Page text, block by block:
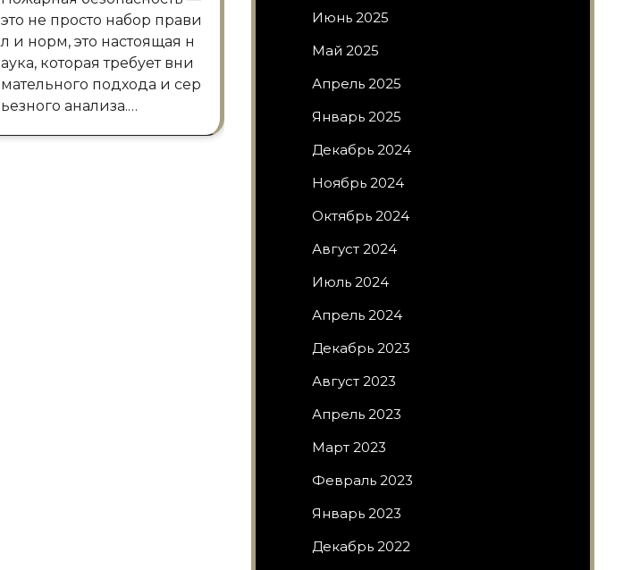
это не просто набор прави
л и норм, это настоящая н
аука, которая требует вни
мательного подхода и сер
ьезного анализа.…
Июнь 2025
Май 2025
Апрель 2025
Январь 2025
Декабрь 2024
Ноябрь 2024
Октябрь 2024
Август 2024
Июль 2024
Апрель 2024
Декабрь 2023
Август 2023
Апрель 2023
Март 2023
Февраль 2023
Январь 2023
Декабрь 2022